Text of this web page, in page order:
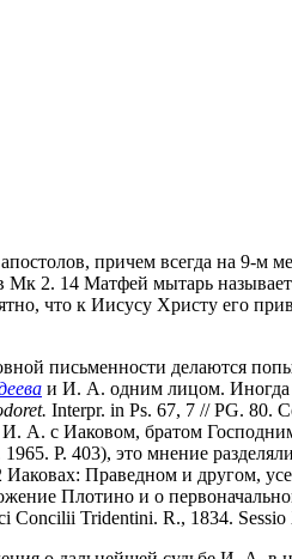
причем всегда на
Мк 2. 14 Матфей мытарь
что к Иисусу Христу его
письменности делаются
и И. А. одним лицом.
Interpr. in Ps. 67, 7 // PG. 80.
А. с Иаковом, братом
1965. P. 403), это мнение
Праведном и другом,
Плотино и о
Concilii Tridentini. R., 1834.